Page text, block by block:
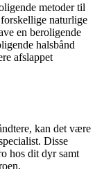
metoder til
naturlige
en beroligende
halsbånd
afslappet
kan det være
Disse
hos dit dyr samt